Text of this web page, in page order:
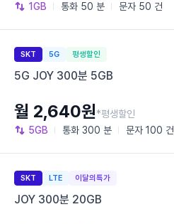
1GB 통화 50 분 문자 50 건
SKT 5G 평생할인
5G JOY 300분 5GB
5GB 통화 300 분 문자 100 건
월 2,640원*평생할인
SKT LTE 이달의특가
JOY 300분 20GB